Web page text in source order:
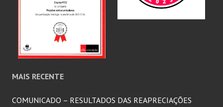
MAIS RECENTE
COMUNICADO – RESULTADOS DAS REAPRECIAÇÕES